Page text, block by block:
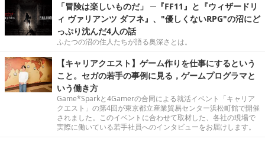
「冒険は楽しいものだ」 ─『FF11』と『ウィザードリ
ィ ヴァリアンツ ダフネ』、"優しくないRPG"の沼にど
っぷり沈んだ4人の話
ふたつの沼の住人たちが語る奥深さとは。
【キャリアクエスト】ゲーム作りを仕事にするという
こと。セガの若手の事例に見る，ゲームプログラマと
いう働き方
Game*Sparkと4Gamerの合同による就活イベント「キャリア
クエスト」の第4回が東京都立産業貿易センター浜松町館で開催
されました。このイベントに合わせて取材した、各社の現場で
実際に働いている若手社員へのインタビューをお届けします。